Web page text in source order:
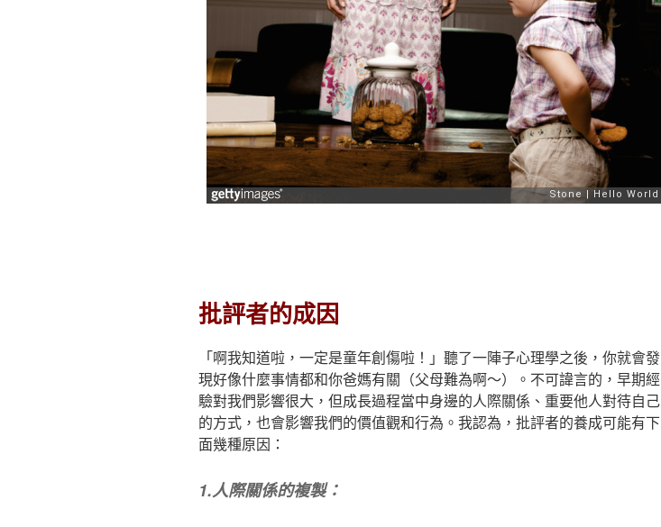
批評者的成因
「啊我知道啦，一定是童年創傷啦！」聽了一陣子心理學之後，你就會發
現好像什麼事情都和你爸媽有關（父母難為啊～）。不可諱言的，早期經
驗對我們影響很大，但成長過程當中身邊的人際關係、重要他人對待自己
的方式，也會影響我們的價值觀和行為。我認為，批評者的養成可能有下
面幾種原因：
1.人際關係的複製：